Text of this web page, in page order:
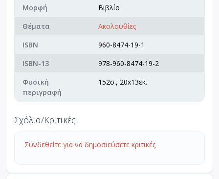
Μορφή
Βιβλίο
Θέματα
Ακολουθίες
ISBN
960-8474-19-1
ISBN-13
978-960-8474-19-2
Φυσική
περιγραφή
152σ., 20x13εκ.
Σχόλια/Κριτικές
Συνδεθείτε για να δημοσιεύσετε κριτικές